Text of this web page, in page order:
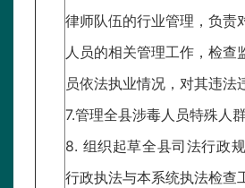
律师队伍的行业管理，负责
人员的相关管理工作，检查
员依法执业情况，对其违法
7.管理全县涉毒人员特殊人
8. 组织起草全县司法行政
行政执法与本系统执法检查